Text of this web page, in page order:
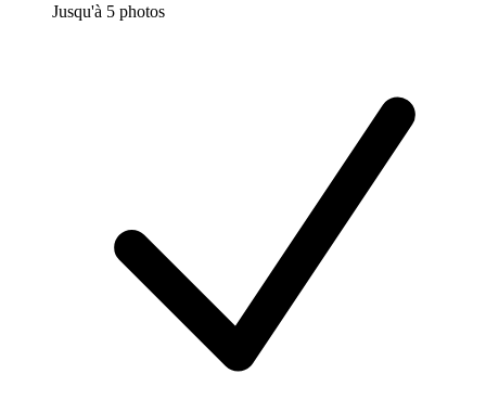
Jusqu'à 5 photos